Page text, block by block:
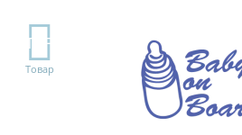
TOP
Товар